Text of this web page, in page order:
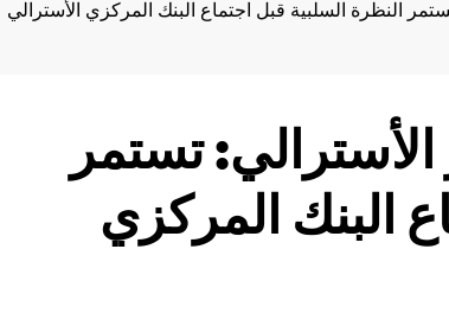
النظرة السلبية قبل اجتماع البنك المركزي الأسترالي
الأسترالي: تستمر
البنك المركزي